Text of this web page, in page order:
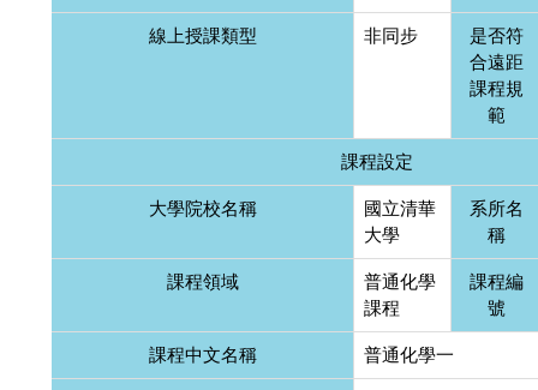
線上授課類型 非同步
是否符
合遠距
課程規
範
課程設定
大學院校名稱
國立清華
大學
系所名
稱
課程領域
普通化學
課程
課程編
號
課程中文名稱 普通化學一